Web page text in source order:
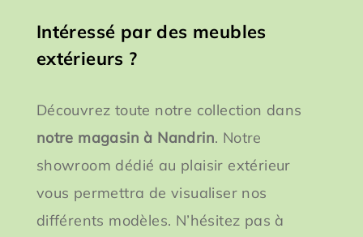
Intéressé par des meubles
extérieurs ?
Découvrez toute notre collection dans
notre magasin à Nandrin. Notre
showroom dédié au plaisir extérieur
vous permettra de visualiser nos
différents modèles. N’hésitez pas à